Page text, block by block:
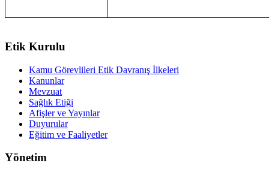
Etik Kurulu
Kamu Görevlileri Etik Davranış İlkeleri
Kanunlar
Mevzuat
Sağlık Etiği
Afişler ve Yayınlar
Duyurular
Eğitim ve Faaliyetler
Yönetim